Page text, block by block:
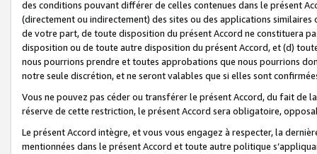
des conditions pouvant différer de celles contenues dans le présent
(directement ou indirectement) des sites ou des applications
de votre part, de toute disposition du présent Accord ne constituera
disposition ou de toute autre disposition du présent Accord, et (d)
nous pourrions prendre et toutes approbations que nous pourrions
notre seule discrétion, et ne seront valables que si elles sont
Vous ne pouvez pas céder ou transférer le présent Accord, du fait de
réserve de cette restriction, le présent Accord sera obligatoire,
Le présent Accord intègre, et vous vous engagez à respecter, la
mentionnées dans le présent Accord et toute autre politique